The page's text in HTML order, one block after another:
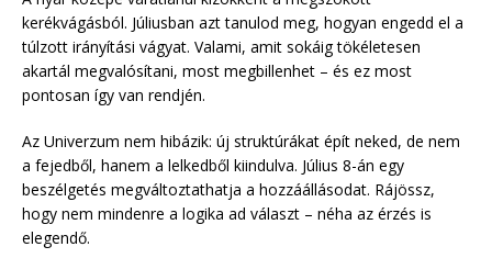
kerékvágásból. Júliusban azt tanulod meg, hogyan engedd el a
túlzott irányítási vágyat. Valami, amit sokáig tökéletesen
akartál megvalósítani, most megbillenhet – és ez most
pontosan így van rendjén.
Az Univerzum nem hibázik: új struktúrákat épít neked, de nem
a fejedből, hanem a lelkedből kiindulva. Július 8-án egy
beszélgetés megváltoztathatja a hozzáállásodat. Rájössz,
hogy nem mindenre a logika ad választ – néha az érzés is
elegendő.